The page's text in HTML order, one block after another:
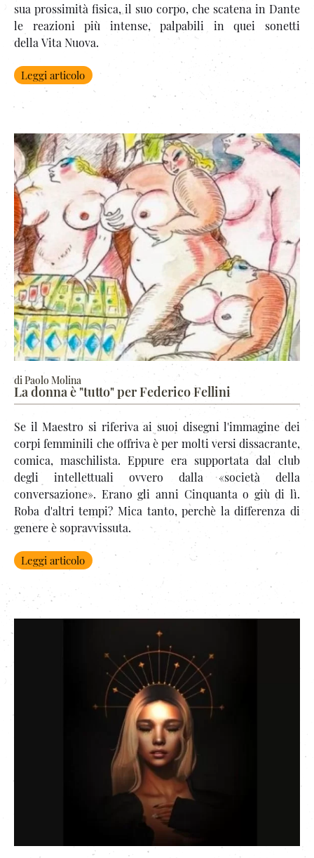
sua prossimità fisica, il suo corpo, che scatena in Dante
le reazioni più intense, palpabili in quei sonetti
della Vita Nuova.
Leggi articolo
di Paolo Molina
La donna è "tutto" per Federico Fellini
Se il Maestro si riferiva ai suoi disegni l'immagine dei
corpi femminili che offriva è per molti versi dissacrante,
comica, maschilista. Eppure era supportata dal club
degli intellettuali ovvero dalla «società della
conversazione». Erano gli anni Cinquanta o giù di lì.
Roba d'altri tempi? Mica tanto, perchè la differenza di
genere è sopravvissuta.
Leggi articolo